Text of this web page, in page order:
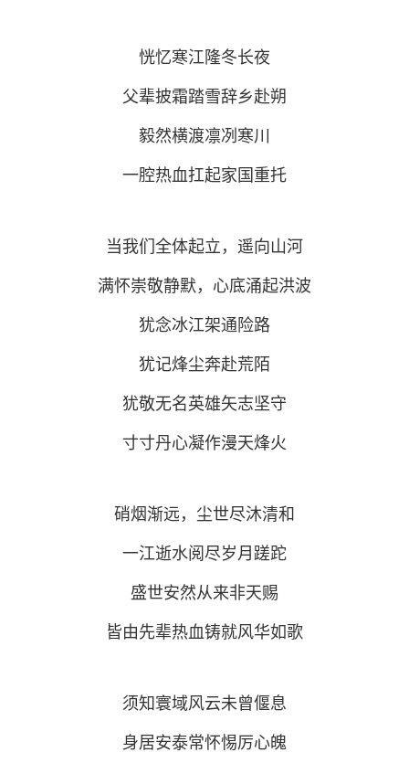
恍忆寒江隆冬长夜
父辈披霜踏雪辞乡赴朔
毅然横渡凛冽寒川
一腔热血扛起家国重托
当我们全体起立，遥向山河
满怀崇敬静默，心底涌起洪波
犹念冰江架通险路
犹记烽尘奔赴荒陌
犹敬无名英雄矢志坚守
寸寸丹心凝作漫天烽火
硝烟渐远，尘世尽沐清和
一江逝水阅尽岁月蹉跎
盛世安然从来非天赐
皆由先辈热血铸就风华如歌
须知寰域风云未曾偃息
身居安泰常怀惕厉心魄